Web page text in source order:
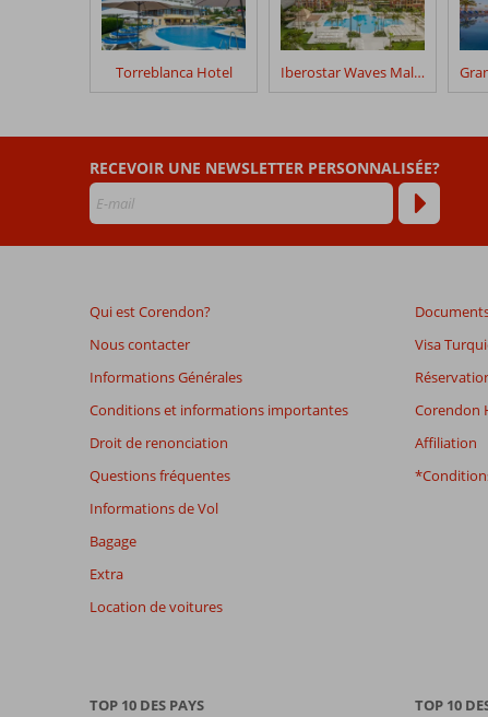
leur
séjour
Las
Les
avis
de
plus
mois
sont
plus
affichés
afin
de
garantir
la
pertinence
savoir
avis.
Torreblanca Hotel Iberostar Waves Malaga Playa
RECEVOIR UNE NEWSLETTER PERSONNALISÉE?
Qui est Corendon?
Nous contacter
Informations Générales
Conditions et informations importantes
Droit de renonciation
Questions fréquentes
Informations de Vol
Bagage
Extra
Location de voitures
Visa
Corendon
Affiliation
TOP 10 DES PAYS
TOP 10